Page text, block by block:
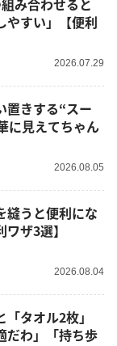
み合わせると
やすい」【便利
2026.07.29
置きする“スー
に見えてちゃん
2026.08.05
縫うと便利にな
ザ3選】
2026.08.04
タオル2枚」
だわ」「持ち歩